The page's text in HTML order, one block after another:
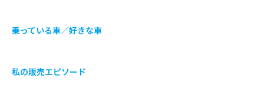
乗っている車／好きな車
私の販売エピソード